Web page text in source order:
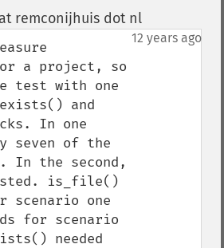
remconijhuis dot nl¶
12 years ago
a project, so
test with one
and
In one
seven of the
In the second,
is_file()
scenario one
for scenario
needed